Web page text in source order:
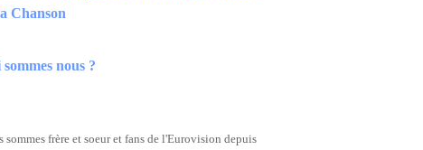
Chanson
nous ?
sommes frère et soeur et fans de l'Eurovision depuis